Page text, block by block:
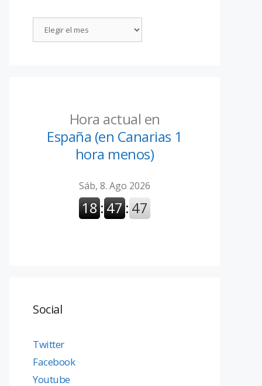
Hora actual en
España (en Canarias 1
hora menos)
Social
Twitter
Facebook
Youtube